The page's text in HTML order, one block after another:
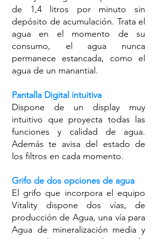
de 1,4 litros por minuto sin
depósito de acumulación. Trata el
agua en el momento de su
consumo, el agua nunca
permanece estancada, como el
agua de un manantial.
Pantalla Digital intuitiva
Dispone de un display muy
intuitivo que proyecta todas las
funciones y calidad de agua.
Además te avisa del estado de
los filtros en cada momento.
Grifo de dos opciones de agua
El grifo que incorpora el equipo
Vitality dispone dos vías, de
producción de Agua, una vía para
Agua de mineralización media y